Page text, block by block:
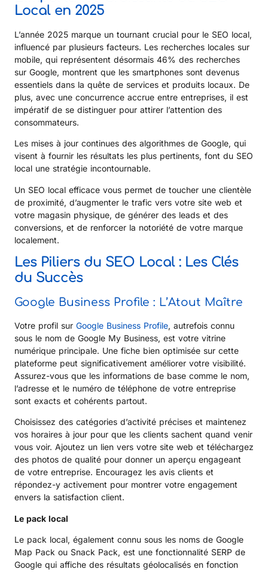
Local en 2025
L’année 2025 marque un tournant crucial pour le SEO local,
influencé par plusieurs facteurs. Les recherches locales sur
mobile, qui représentent désormais 46% des recherches
sur Google, montrent que les smartphones sont devenus
essentiels dans la quête de services et produits locaux. De
plus, avec une concurrence accrue entre entreprises, il est
impératif de se distinguer pour attirer l’attention des
consommateurs.
Les mises à jour continues des algorithmes de Google, qui
visent à fournir les résultats les plus pertinents, font du SEO
local une stratégie incontournable.
Un SEO local efficace vous permet de toucher une clientèle
de proximité, d’augmenter le trafic vers votre site web et
votre magasin physique, de générer des leads et des
conversions, et de renforcer la notoriété de votre marque
localement.
Les Piliers du SEO Local : Les Clés
du Succès
Google Business Profile : L’Atout Maître
Votre profil sur Google Business Profile, autrefois connu
sous le nom de Google My Business, est votre vitrine
numérique principale. Une fiche bien optimisée sur cette
plateforme peut significativement améliorer votre visibilité.
Assurez-vous que les informations de base comme le nom,
l’adresse et le numéro de téléphone de votre entreprise
sont exacts et cohérents partout.
Choisissez des catégories d’activité précises et maintenez
vos horaires à jour pour que les clients sachent quand venir
vous voir. Ajoutez un lien vers votre site web et téléchargez
des photos de qualité pour donner un aperçu engageant
de votre entreprise. Encouragez les avis clients et
répondez-y activement pour montrer votre engagement
envers la satisfaction client.
Le pack local
Le pack local, également connu sous les noms de Google
Map Pack ou Snack Pack, est une fonctionnalité SERP de
Google qui affiche des résultats géolocalisés en fonction